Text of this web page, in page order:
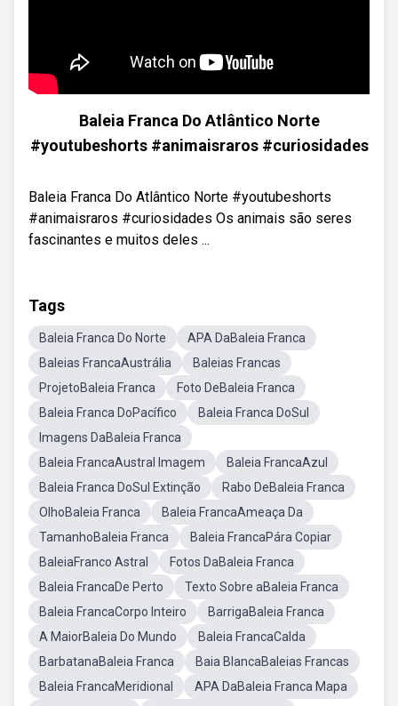
Baleia Franca Do Atlântico Norte
#youtubeshorts #animaisraros #curiosidades
Baleia Franca Do Atlântico Norte #youtubeshorts
#animaisraros #curiosidades Os animais são seres
fascinantes e muitos deles ...
Tags
Baleia Franca Do Norte
APA DaBaleia Franca
Baleias FrancaAustrália
Baleias Francas
ProjetoBaleia Franca
Foto DeBaleia Franca
Baleia Franca DoPacífico
Baleia Franca DoSul
Imagens DaBaleia Franca
Baleia FrancaAustral Imagem
Baleia FrancaAzul
Baleia Franca DoSul Extinção
Rabo DeBaleia Franca
OlhoBaleia Franca
Baleia FrancaAmeaça Da
TamanhoBaleia Franca
Baleia FrancaPára Copiar
BaleiaFranco Astral
Fotos DaBaleia Franca
Baleia FrancaDe Perto
Texto Sobre aBaleia Franca
Baleia FrancaCorpo Inteiro
BarrigaBaleia Franca
A MaiorBaleia Do Mundo
Baleia FrancaCalda
BarbatanaBaleia Franca
Baia BlancaBaleias Francas
Baleia FrancaMeridional
APA DaBaleia Franca Mapa